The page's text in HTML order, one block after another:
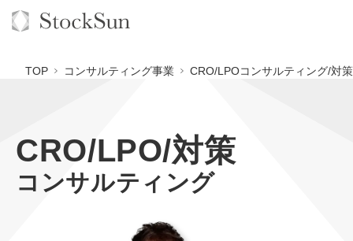
オーダーメイド支援
TOP
BPO支援
TOP コンサルティング事業 CRO/LPOコンサルティング/対策
CRO/LPO/対策
コンサルティング